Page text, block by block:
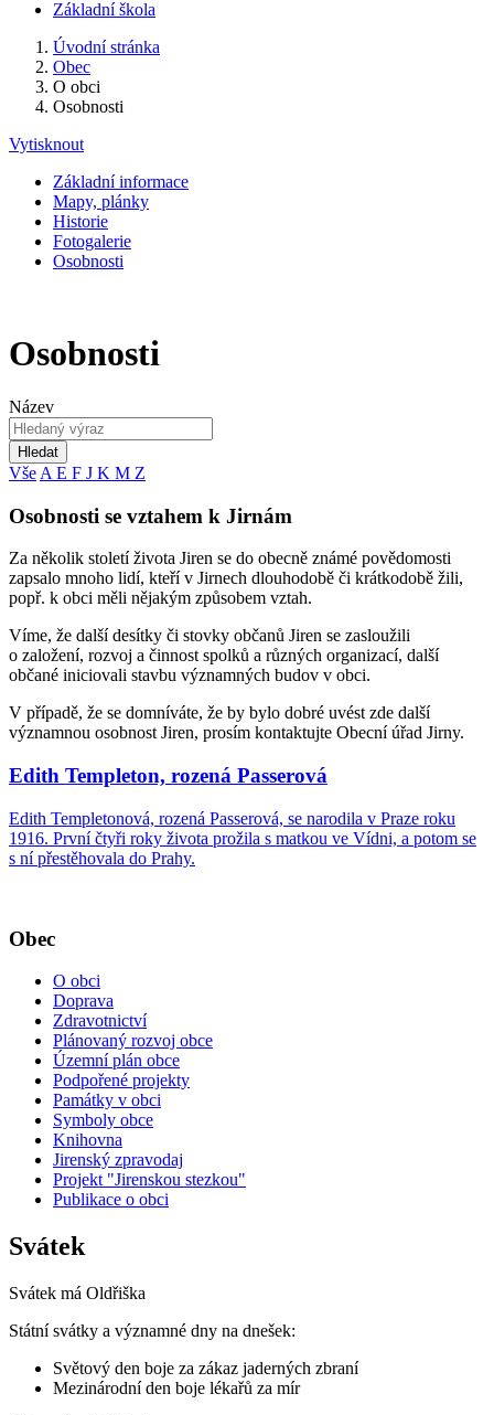
Základní škola
Úvodní stránka
Obec
O obci
Osobnosti
Vytisknout
Základní informace
Mapy, plánky
Historie
Fotogalerie
Osobnosti
Osobnosti
Název
Hledat
Vše A E F J K M Z
Osobnosti se vztahem k Jirnám
Za několik století života Jiren se do obecně známé povědomosti
zapsalo mnoho lidí, kteří v Jirnech dlouhodobě či krátkodobě žili,
popř. k obci měli nějakým způsobem vztah.
Víme, že další desítky či stovky občanů Jiren se zasloužili
o založení, rozvoj a činnost spolků a různých organizací, další
občané iniciovali stavbu významných budov v obci.
V případě, že se domníváte, že by bylo dobré uvést zde další
významnou osobnost Jiren, prosím kontaktujte Obecní úřad Jirny.
Edith Templeton, rozená Passerová
Edith Templetonová, rozená Passerová, se narodila v Praze roku
1916. První čtyři roky života prožila s matkou ve Vídni, a potom se
s ní přestěhovala do Prahy.
Obec
O obci
Doprava
Zdravotnictví
Plánovaný rozvoj obce
Územní plán obce
Podpořené projekty
Památky v obci
Symboly obce
Knihovna
Jirenský zpravodaj
Projekt "Jirenskou stezkou"
Publikace o obci
Svátek
Svátek má Oldřiška
Státní svátky a významné dny na dnešek:
Světový den boje za zákaz jaderných zbraní
Mezinárodní den boje lékařů za mír